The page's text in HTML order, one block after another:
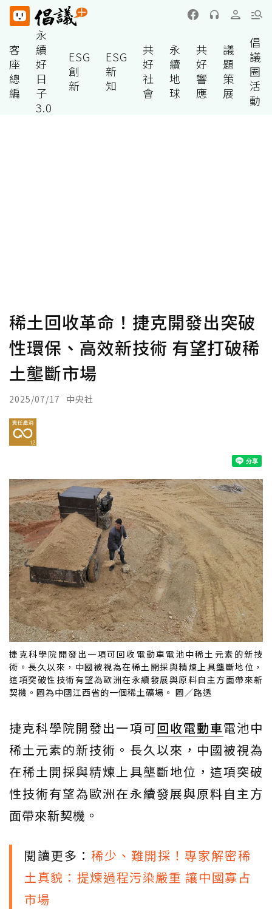
客
座
總
編
永
續
好
日
子
3.0
ESG
創
新
ESG
新
知
共
好
社
會
永
續
地
球
共
好
響
應
議
題
策
展
倡
議
圈
活
動
稀土回收革命！捷克開發出突破
性環保、高效新技術 有望打破稀
土壟斷市場
2025/07/17 中央社
捷克科學院開發出一項可回收電動車電池中稀土元素的新技
術。長久以來，中國被視為在稀土開採與精煉上具壟斷地位，
這項突破性技術有望為歐洲在永續發展與原料自主方面帶來新
契機。圖為中國江西省的一個稀土礦場。 圖／路透
捷克科學院開發出一項可回收電動車電池中
稀土元素的新技術。長久以來，中國被視為
在稀土開採與精煉上具壟斷地位，這項突破
性技術有望為歐洲在永續發展與原料自主方
面帶來新契機。
閱讀更多： 稀少、難開採！專家解密稀
土真貌：提煉過程污染嚴重 讓中國寡占
市場